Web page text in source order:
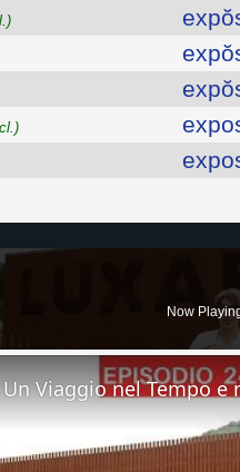
Now
Un Viaggio nel Tempo e